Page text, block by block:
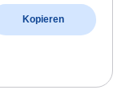
Kopieren